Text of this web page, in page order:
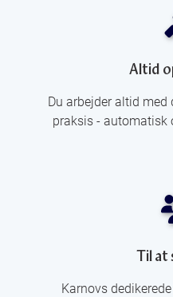
Altid
Du arbejder altid
praksis - automatisk
Til at
Karnovs